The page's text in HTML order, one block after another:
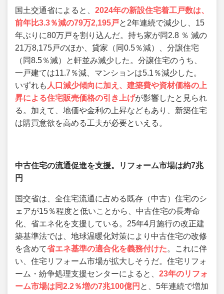
国土交通省によると、 2024年の新設住宅着工戸数は、
前年比3.3％減の79万2,195戸と2年連続で減少し、15
年ぶりに80万戸を割り込んだ。持ち家が同2.8 ％ 減の
21万8,175戸のほか、貸家（同0.5％減）、分譲住宅
（同8.5％減）と軒並み減少した。分譲住宅のうち、
一戸建ては11.7％減、マンションは5.1％減少した。
いずれも 人口減少傾向に加え、建築費や資材価格の上
昇による住宅販売価格の引き上げが影響したと見られ
る。加えて、地価や金利の上昇などもあり、新築住宅
は購買意欲を高める工夫が必要といえる。
中古住宅の流通促進を支援。リフォーム市場は約7兆
円
国交省は、全住宅流通に占める既存（中古）住宅のシ
ェアが15％程度と低いことから、中古住宅の長寿命
化、省エネ化を支援している。25年4月施行の改正建
築基準法では、地球温暖化対策により中古住宅の改修
を含めて省エネ基準の適合化を義務付けた。これに伴
い、住宅リフォーム市場が拡大しそうだ。住宅リフォ
ーム・紛争処理支援センターによると、 23年のリフォ
ーム市場は同2.2％増の7兆100億円 と、5年連続で増加